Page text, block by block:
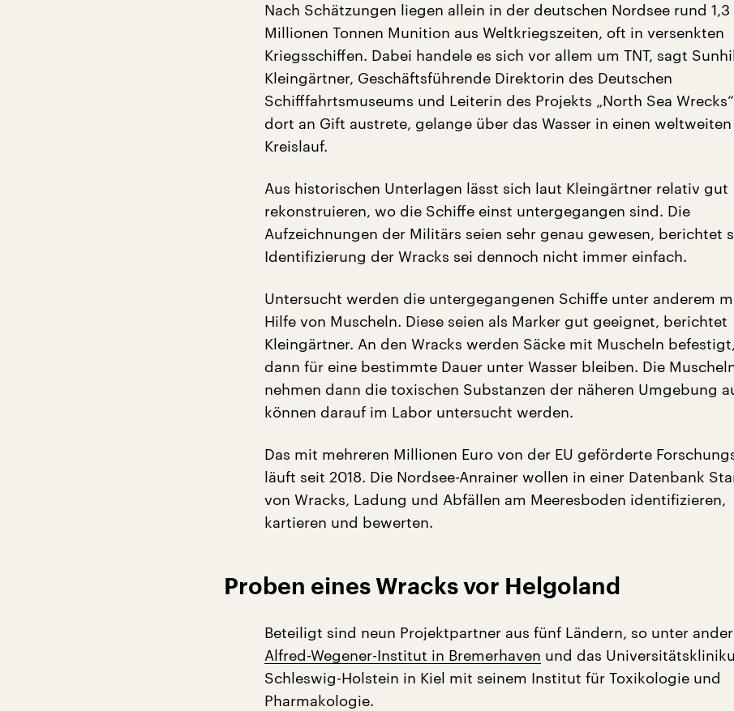
Nach Schätzungen liegen allein in der deutschen Nordsee rund 1,3
Millionen Tonnen Munition aus Weltkriegszeiten, oft in versenkten
Kriegsschiffen. Dabei handele es sich vor allem um TNT, sagt
Kleingärtner, Geschäftsführende Direktorin des Deutschen
Schifffahrtsmuseums und Leiterin des Projekts „North Sea
dort an Gift austrete, gelange über das Wasser in einen weltweiten
Kreislauf.
Aus historischen Unterlagen lässt sich laut Kleingärtner relativ gut
rekonstruieren, wo die Schiffe einst untergegangen sind. Die
Aufzeichnungen der Militärs seien sehr genau gewesen, berichtet
Identifizierung der Wracks sei dennoch nicht immer einfach.
Untersucht werden die untergegangenen Schiffe unter anderem
Hilfe von Muscheln. Diese seien als Marker gut geeignet, berichtet
Kleingärtner. An den Wracks werden Säcke mit Muscheln
dann für eine bestimmte Dauer unter Wasser bleiben. Die
nehmen dann die toxischen Substanzen der näheren Umgebung
können darauf im Labor untersucht werden.
Das mit mehreren Millionen Euro von der EU geförderte
läuft seit 2018. Die Nordsee-Anrainer wollen in einer Datenbank
von Wracks, Ladung und Abfällen am Meeresboden identifizieren,
kartieren und bewerten.
Proben eines Wracks vor Helgoland
Beteiligt sind neun Projektpartner aus fünf Ländern, so unter
Alfred-Wegener-Institut in Bremerhaven und das
Schleswig-Holstein in Kiel mit seinem Institut für Toxikologie und
Pharmakologie.